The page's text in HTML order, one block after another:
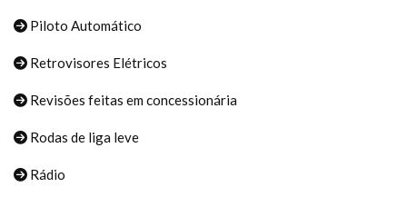
Piloto Automático
Retrovisores Elétricos
Revisões feitas em concessionária
Rodas de liga leve
Rádio